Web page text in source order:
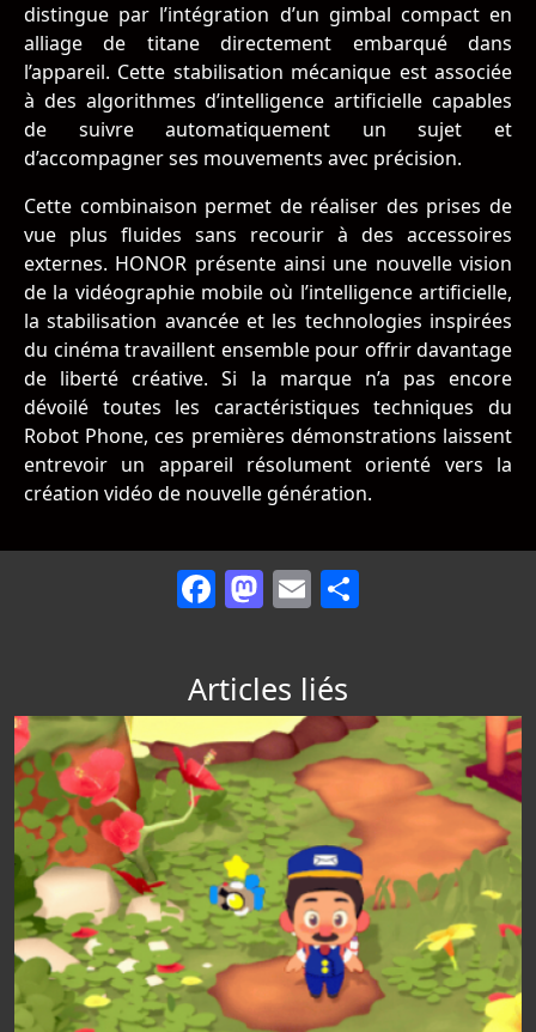
distingue par l’intégration d’un gimbal compact en
alliage de titane directement embarqué dans
l’appareil. Cette stabilisation mécanique est associée
à des algorithmes d’intelligence artificielle capables
de suivre automatiquement un sujet et
d’accompagner ses mouvements avec précision.
Cette combinaison permet de réaliser des prises de
vue plus fluides sans recourir à des accessoires
externes. HONOR présente ainsi une nouvelle vision
de la vidéographie mobile où l’intelligence artificielle,
la stabilisation avancée et les technologies inspirées
du cinéma travaillent ensemble pour offrir davantage
de liberté créative. Si la marque n’a pas encore
dévoilé toutes les caractéristiques techniques du
Robot Phone, ces premières démonstrations laissent
entrevoir un appareil résolument orienté vers la
création vidéo de nouvelle génération.
Facebook
Mastodon
Email
Articles liés